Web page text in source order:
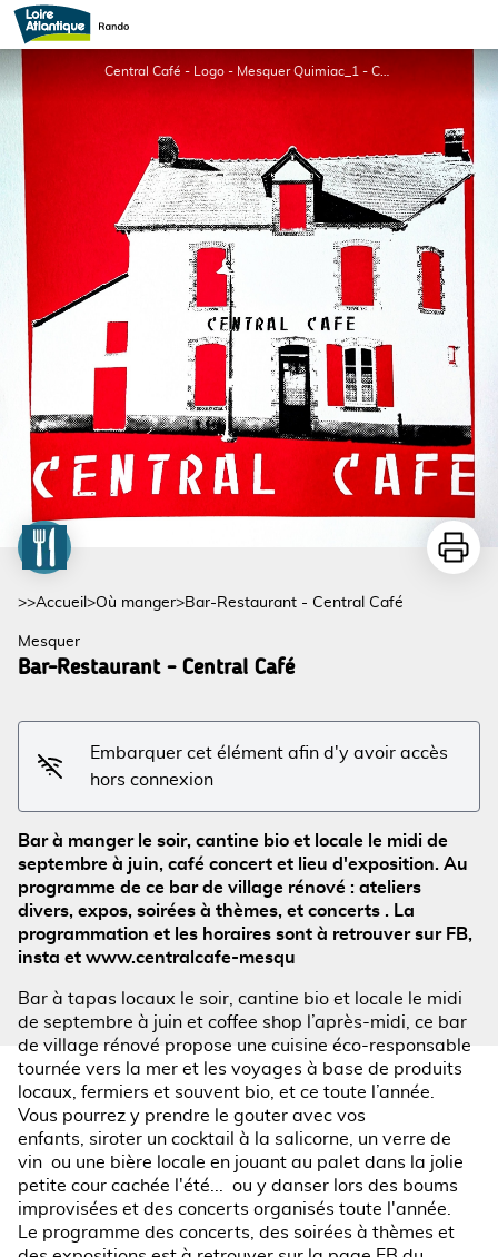
Bar-Restaurant - Central Café
Voir l'image en plein écran
>>Accueil >Où manger>Bar-Restaurant - Central Café
Mesquer
Bar-Restaurant - Central Café
Embarquer cet élément afin d'y avoir accès
hors connexion
Bar à manger le soir, cantine bio et locale le midi de
septembre à juin, café concert et lieu d'exposition. Au
programme de ce bar de village rénové : ateliers
divers, expos, soirées à thèmes, et concerts . La
programmation et les horaires sont à retrouver sur FB,
insta et www.centralcafe-mesqu
Bar à tapas locaux le soir, cantine bio et locale le midi
de septembre à juin et coffee shop l’après-midi, ce bar
de village rénové propose une cuisine éco-responsable
tournée vers la mer et les voyages à base de produits
locaux, fermiers et souvent bio, et ce toute l’année.
Vous pourrez y prendre le gouter avec vos
enfants, siroter un cocktail à la salicorne, un verre de
vin ou une bière locale en jouant au palet dans la jolie
petite cour cachée l'été... ou y danser lors des boums
improvisées et des concerts organisés toute l'année.
Le programme des concerts, des soirées à thèmes et